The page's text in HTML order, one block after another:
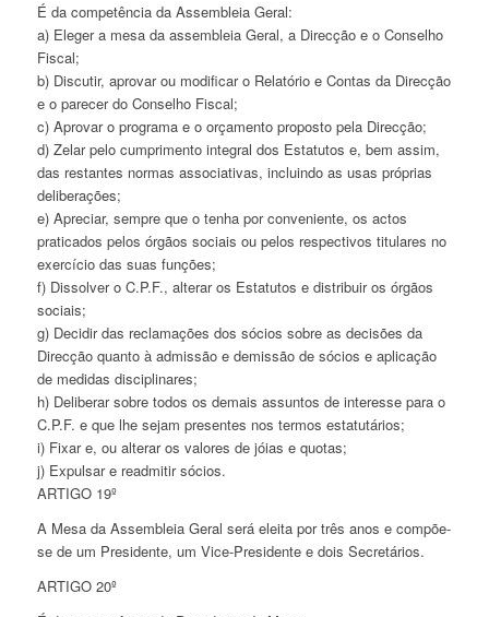
É da competência da Assembleia Geral:
a) Eleger a mesa da assembleia Geral, a Direcção e o Conselho
Fiscal;
b) Discutir, aprovar ou modificar o Relatório e Contas da Direcção
e o parecer do Conselho Fiscal;
c) Aprovar o programa e o orçamento proposto pela Direcção;
d) Zelar pelo cumprimento integral dos Estatutos e, bem assim,
das restantes normas associativas, incluindo as usas próprias
deliberações;
e) Apreciar, sempre que o tenha por conveniente, os actos
praticados pelos órgãos sociais ou pelos respectivos titulares no
exercício das suas funções;
f) Dissolver o C.P.F., alterar os Estatutos e distribuir os órgãos
sociais;
g) Decidir das reclamações dos sócios sobre as decisões da
Direcção quanto à admissão e demissão de sócios e aplicação
de medidas disciplinares;
h) Deliberar sobre todos os demais assuntos de interesse para o
C.P.F. e que lhe sejam presentes nos termos estatutários;
i) Fixar e, ou alterar os valores de jóias e quotas;
j) Expulsar e readmitir sócios.
ARTIGO 19º
A Mesa da Assembleia Geral será eleita por três anos e compõe-
se de um Presidente, um Vice-Presidente e dois Secretários.
ARTIGO 20º